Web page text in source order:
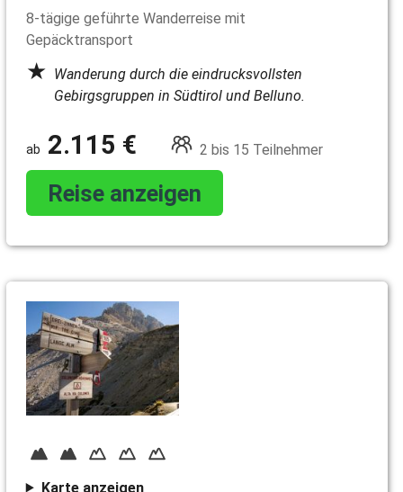
8-tägige geführte Wanderreise mit
Gepäcktransport
Wanderung durch die eindrucksvollsten
Gebirgsgruppen in Südtirol und Belluno.
2.115 € 2 bis 15 Teilnehmer
Reise anzeigen
Karte anzeigen